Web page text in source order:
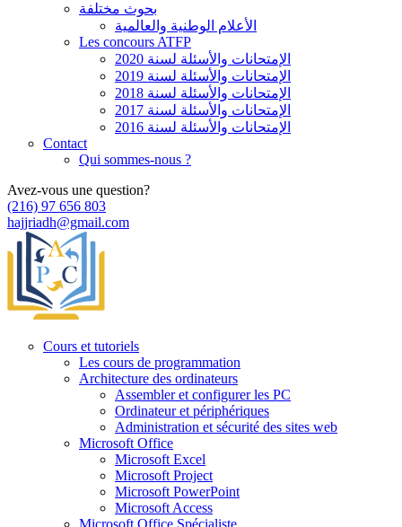
بحوث مختلفة
الأعلام الوطنية والعالمية
Les concours ATFP
الإمتحانات والأسئلة لسنة 2020
الإمتحانات والأسئلة لسنة 2019
الإمتحانات والأسئلة لسنة 2018
الإمتحانات والأسئلة لسنة 2017
الإمتحانات والأسئلة لسنة 2016
Contact
Qui sommes-nous ?
Avez-vous une question?
(216) 97 656 803
hajjriadh@gmail.com
Cours et tutoriels
Les cours de programmation
Architecture des ordinateurs
Assembler et configurer les PC
Ordinateur et périphériques
Administration et sécurité des sites web
Microsoft Office
Microsoft Excel
Microsoft Project
Microsoft PowerPoint
Microsoft Access
Microsoft Office Spécialiste